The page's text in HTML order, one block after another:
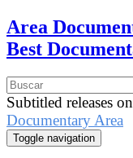
Area
Best
Subtitled releases on
Documentary Area
Toggle navigation